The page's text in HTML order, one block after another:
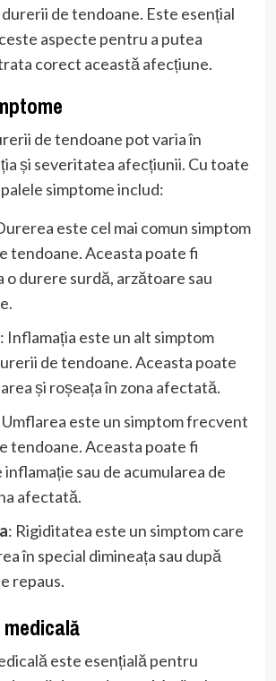
de tendoane. Este esențial
aspecte pentru a putea
corect această afecțiune.
de tendoane pot varia în
și severitatea afecțiunii. Cu toate
simptome includ:
este cel mai comun simptom
tendoane. Aceasta poate fi
o durere surdă, arzătoare sau
: Inflamația este un alt simptom
de tendoane. Aceasta poate
și roșeața în zona afectată.
Umflarea este un simptom frecvent
tendoane. Aceasta poate fi
inflamație sau de acumularea de
afectată.
: Rigiditatea este un simptom care
în special dimineața sau după
repaus.
este esențială pentru